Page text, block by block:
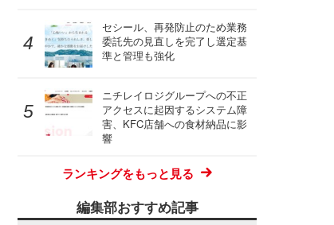
セシール、再発防止のため業務
委託先の見直しを完了し選定基
準と管理も強化
ニチレイロジグループへの不正
アクセスに起因するシステム障
害、KFC店舗への食材納品に影
響
ランキングをもっと見る
編集部おすすめ記事